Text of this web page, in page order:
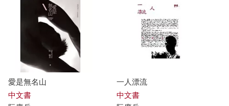
愛是無名山
中文書
一人漂流
中文書